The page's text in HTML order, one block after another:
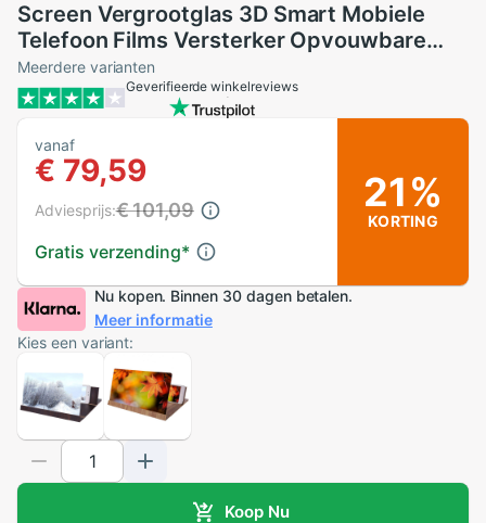
Screen Vergrootglas 3D Smart Mobiele
Telefoon Films Versterker Opvouwbare
Houder Stand Voor Elke Smartphone Voor
Iphone Draagbare Zoom Screen
Meerdere varianten
Geverifieerde winkelreviews
vanaf
€ 79,59
Gratis verzending*
Adviesprijs:€ 101,09 21%
KORTING
Nu kopen. Binnen 30 dagen betalen.
Meer informatie
Kies een variant:
Koop Nu